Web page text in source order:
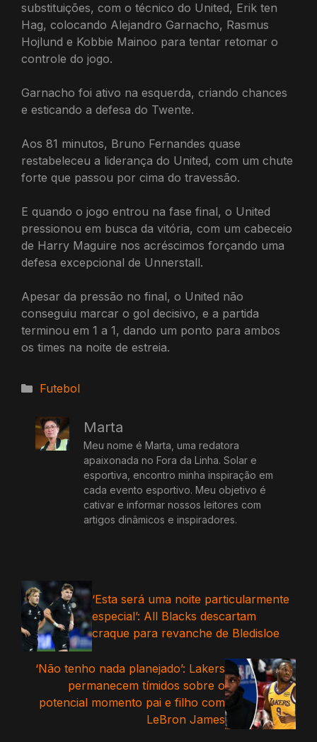
substituições, com o técnico do United, Erik ten
Hag, colocando Alejandro Garnacho, Rasmus
Hojlund e Kobbie Mainoo para tentar retomar o
controle do jogo.
Garnacho foi ativo na esquerda, criando chances
e esticando a defesa do Twente.
Aos 81 minutos, Bruno Fernandes quase
restabeleceu a liderança do United, com um chute
forte que passou por cima do travessão.
E quando o jogo entrou na fase final, o United
pressionou em busca da vitória, com um cabeceio
de Harry Maguire nos acréscimos forçando uma
defesa excepcional de Unnerstall.
Apesar da pressão no final, o United não
conseguiu marcar o gol decisivo, e a partida
terminou em 1 a 1, dando um ponto para ambos
os times na noite de estreia.
Categorias
Futebol
Marta
Meu nome é Marta, uma redatora
apaixonada no Fora da Linha. Solar e
esportiva, encontro minha inspiração em
cada evento esportivo. Meu objetivo é
cativar e informar nossos leitores com
artigos dinâmicos e inspiradores.
‘Esta será uma noite particularmente
especial’: All Blacks descartam
craque para revanche de Bledisloe
‘Não tenho nada planejado’: Lakers
permanecem tímidos sobre o
potencial momento pai e filho com
LeBron James